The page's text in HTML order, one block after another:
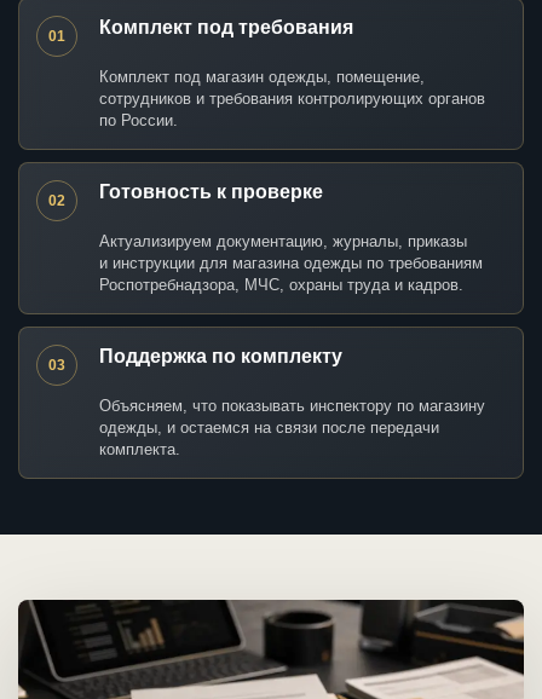
01 Комплект под требования
Комплект под магазин одежды, помещение,
сотрудников и требования контролирующих органов
по России.
02 Готовность к проверке
Актуализируем документацию, журналы, приказы
и инструкции для магазина одежды по требованиям
Роспотребнадзора, МЧС, охраны труда и кадров.
03 Поддержка по комплекту
Объясняем, что показывать инспектору по магазину
одежды, и остаемся на связи после передачи
комплекта.